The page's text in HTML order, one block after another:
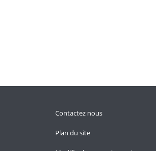
Contactez nous
Plan du site